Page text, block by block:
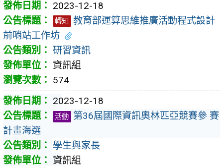
2023-12-18
轉知
教育部運算思維推廣活動程式設計
前哨站工作坊
研習資訊
資訊組
574
2023-12-18
活動 第36屆國際資訊奧林匹亞競賽參 賽
計畫海選
學生與家長
資訊組